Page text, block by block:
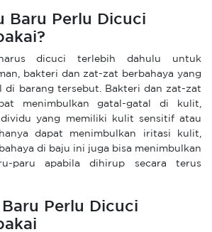
Baru Perlu Dicuci
dicuci terlebih dahulu untuk
bakteri dan zat-zat berbahaya yang
di barang tersebut. Bakteri dan zat-zat
menimbulkan gatal-gatal di kulit,
yang memiliki kulit sensitif atau
dapat menimbulkan iritasi kulit,
di baju ini juga bisa menimbulkan
paru apabila dihirup secara terus
Perlu Dicuci